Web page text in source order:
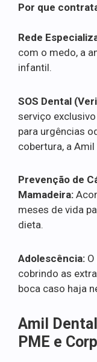
Por que
Rede
com o medo, a
infantil.
SOS Dental
serviço
para urgências
cobertura, a
Prevenção de
Mamadeira:
meses de vida
dieta.
Adolescência:
cobrindo as
boca caso haja
Amil
PME e